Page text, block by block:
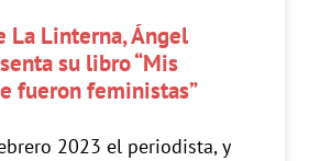
La Linterna, Ángel
su libro “Mis
fueron feministas”
2023 el periodista, y